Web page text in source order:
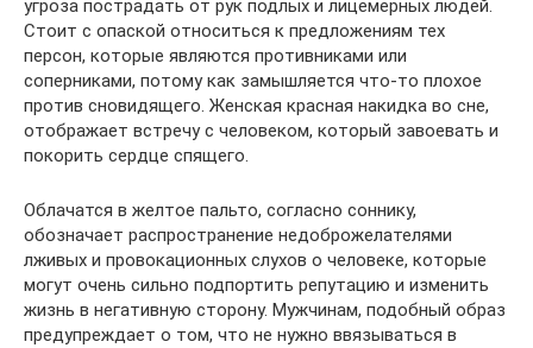
угроза пострадать от рук подлых и лицемерных людей.
Стоит с опаской относиться к предложениям тех
персон, которые являются противниками или
соперниками, потому как замышляется что-то плохое
против сновидящего. Женская красная накидка во сне,
отображает встречу с человеком, который завоевать и
покорить сердце спящего.
Облачатся в желтое пальто, согласно соннику,
обозначает распространение недоброжелателями
лживых и провокационных слухов о человеке, которые
могут очень сильно подпортить репутацию и изменить
жизнь в негативную сторону. Мужчинам, подобный образ
предупреждает о том, что не нужно ввязываться в